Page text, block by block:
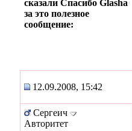
сказали Спасибо Glasha
за это полезное
сообщение:
12.09.2008, 15:42
Сергеич
Авторитет